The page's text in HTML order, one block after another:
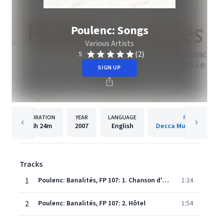
Poulenc: Songs
Various Artists
5 (2)
SIGN UP
DURATION
4h 24m
YEAR
2007
LANGUAGE
English
PUBLISHER
Decca Music Group
Tracks
1
Poulenc: Banalités, FP 107: 1. Chanson d'Orkenise 1:24
2 Poulenc: Banalités, FP 107: 2. Hôtel 1:54